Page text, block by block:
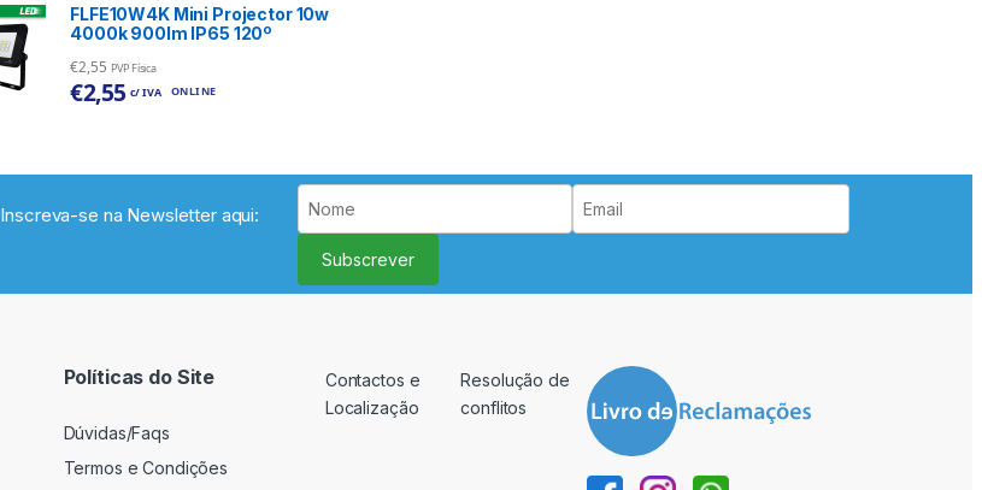
FLFE10W4K Mini Projector 10w
4000k 900lm IP65 120º
€2,55 PVP Física
€2,55 c/ IVA ONLINE
Inscreva-se na Newsletter aqui:
Subscrever
Políticas do Site
Dúvidas/Faqs
Termos e Condições
Contactos e
Localização
Resolução de
conflitos